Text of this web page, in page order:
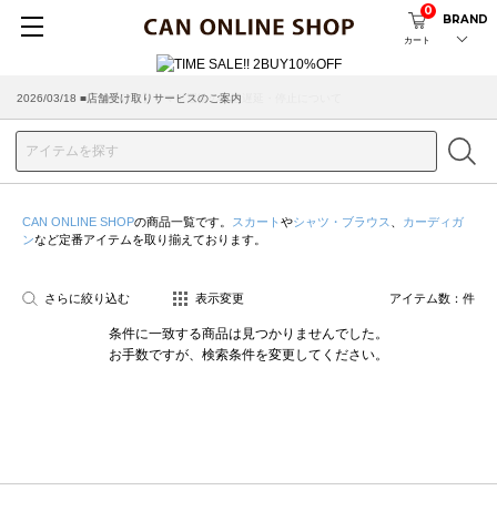
カート
0
BRAND
2026/03/18 ■店舗受け取りサービスのご案内
CAN ONLINE SHOPの商品一覧です。 スカート やシャツ・ブラウス
カーディガ
ンなど定番アイテムを取り揃えております。
さらに絞り込む 表示変更 アイテム数： 件
条件に一致する商品は見つかりませんでした。
お手数ですが、検索条件を変更してください。